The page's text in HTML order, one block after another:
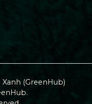
(GreenHub)